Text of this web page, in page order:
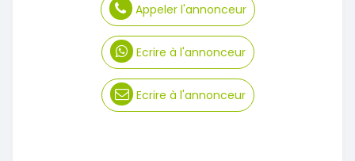
Appeler l'annonceur
Ecrire à l'annonceur
Ecrire à l'annonceur